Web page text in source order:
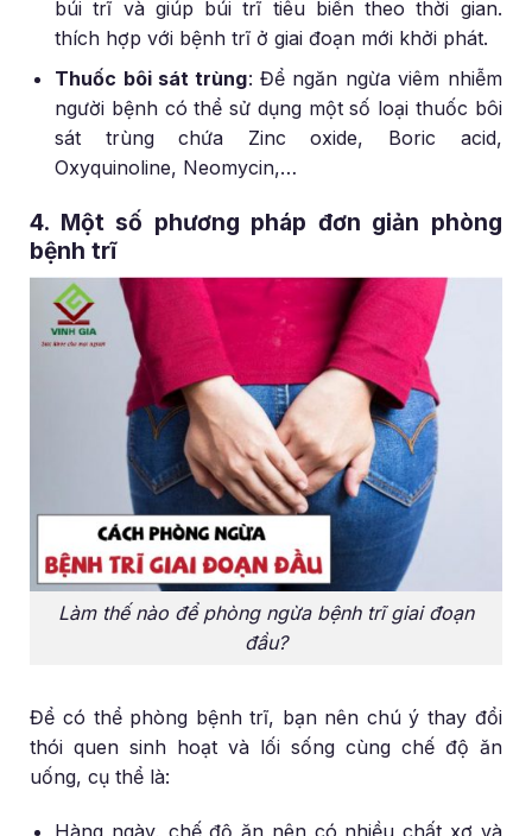
búi trĩ và giúp búi trĩ tiêu biến theo thời gian.
thích hợp với bệnh trĩ ở giai đoạn mới khởi phát.
Thuốc bôi sát trùng: Để ngăn ngừa viêm nhiễm
người bệnh có thể sử dụng một số loại thuốc bôi
sát trùng chứa Zinc oxide, Boric acid,
Oxyquinoline, Neomycin,…
4. Một số phương pháp đơn giản phòng
bệnh trĩ
Làm thế nào để phòng ngừa bệnh trĩ giai đoạn
đầu?
Để có thể phòng bệnh trĩ, bạn nên chú ý thay đổi
thói quen sinh hoạt và lối sống cùng chế độ ăn
uống, cụ thể là: